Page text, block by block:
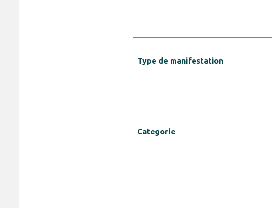
Type de manifestation
Categorie